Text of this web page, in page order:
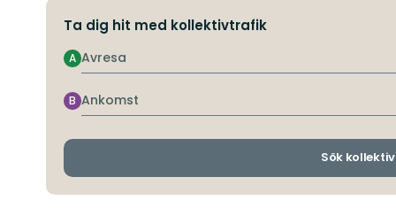
Ta dig hit med kollektivtrafik
Avresa
A
Ankomst
B
Sök